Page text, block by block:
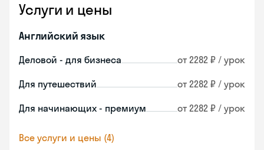
Услуги и цены
Английский язык
Деловой - для бизнеса от 2282 ₽ / урок
Для путешествий от 2282 ₽ / урок
Для начинающих - премиум от 2282 ₽ / урок
Все услуги и цены (4)